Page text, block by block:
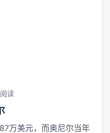
阅读
万美元，而奥尼尔当年